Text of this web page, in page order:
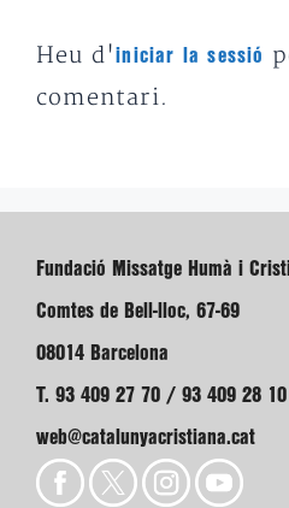
Heu d'iniciar la sessió
comentari.
Fundació Missatge Humà i
Comtes de Bell-lloc, 67-69
08014 Barcelona
T. 93 409 27 70 / 93 409 28 10
web@catalunyacristiana.cat